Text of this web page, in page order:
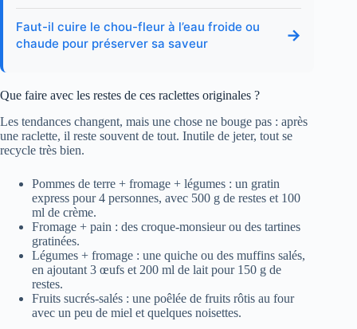
Faut-il cuire le chou-fleur à l’eau froide ou
chaude pour préserver sa saveur
→
Que faire avec les restes de ces raclettes originales ?
Les tendances changent, mais une chose ne bouge pas : après
une raclette, il reste souvent de tout. Inutile de jeter, tout se
recycle très bien.
Pommes de terre + fromage + légumes : un gratin
express pour 4 personnes, avec 500 g de restes et 100
ml de crème.
Fromage + pain : des croque-monsieur ou des tartines
gratinées.
Légumes + fromage : une quiche ou des muffins salés,
en ajoutant 3 œufs et 200 ml de lait pour 150 g de
restes.
Fruits sucrés-salés : une poêlée de fruits rôtis au four
avec un peu de miel et quelques noisettes.